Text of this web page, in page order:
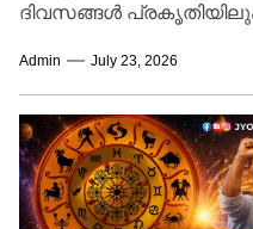
ദിവസങ്ങൾ
കാലയളവാണ്.
ആരംഭഘട്ടത്തിലൂടെ
വ്യക്തിജീവിതത്തിലും
ഉണ്ടാകുന്ന...
Admin July 23, 2026